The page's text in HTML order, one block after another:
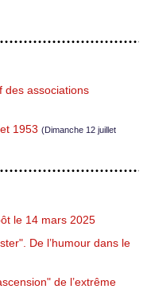
des associations
1953 (Dimanche 12 juillet
le 14 mars 2025
De l’humour dans le
de l’extrême